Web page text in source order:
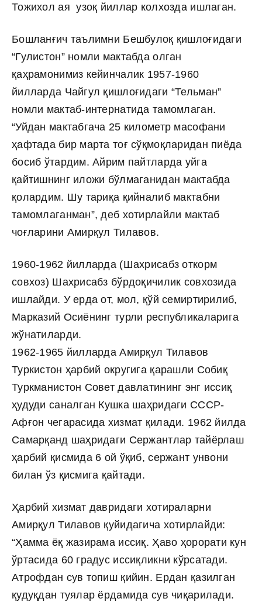
Тожихол ая узоқ йиллар колхозда ишлаган.
Бошланғич таълимни Бешбулоқ қишлоғидаги
“Гулистон” номли мактабда олган
қаҳрамонимиз кейинчалик 1957-1960
йилларда Чайгул қишлоғидаги “Тельман”
номли мактаб-интернатида тамомлаган.
“Уйдан мактабгача 25 километр масофани
ҳафтада бир марта тоғ сўқмоқларидан пиёда
босиб ўтардим. Айрим пайтларда уйга
қайтишнинг иложи бўлмаганидан мактабда
қолардим. Шу тариқа қийналиб мактабни
тамомлаганман”, деб хотирлайли мактаб
чоғларини Амирқул Тилавов.
1960-1962 йилларда (Шахрисабз откорм
совхоз) Шахрисабз бўрдоқичилик совхозида
ишлайди. У ерда от, мол, қўй семиртирилиб,
Марказий Осиёнинг турли республикаларига
жўнатиларди.
1962-1965 йилларда Амирқул Тилавов
Туркистон ҳарбий округига қарашли Собиқ
Туркманистон Совет давлатининг энг иссиқ
ҳудуди саналган Кушка шаҳридаги СССР-
Афғон чегарасида хизмат қилади. 1962 йилда
Самарқанд шаҳридаги Сержантлар тайёрлаш
ҳарбий қисмида 6 ой ўқиб, сержант унвони
билан ўз қисмига қайтади.
Ҳарбий хизмат давридаги хотираларни
Амирқул Тилавов қуйидагича хотирлайди:
“Ҳамма ёқ жазирама иссиқ. Ҳаво ҳорорати кун
ўртасида 60 градус иссиқликни кўрсатади.
Атрофдан сув топиш қийин. Ердан қазилган
қудуқдан туялар ёрдамида сув чиқарилади.